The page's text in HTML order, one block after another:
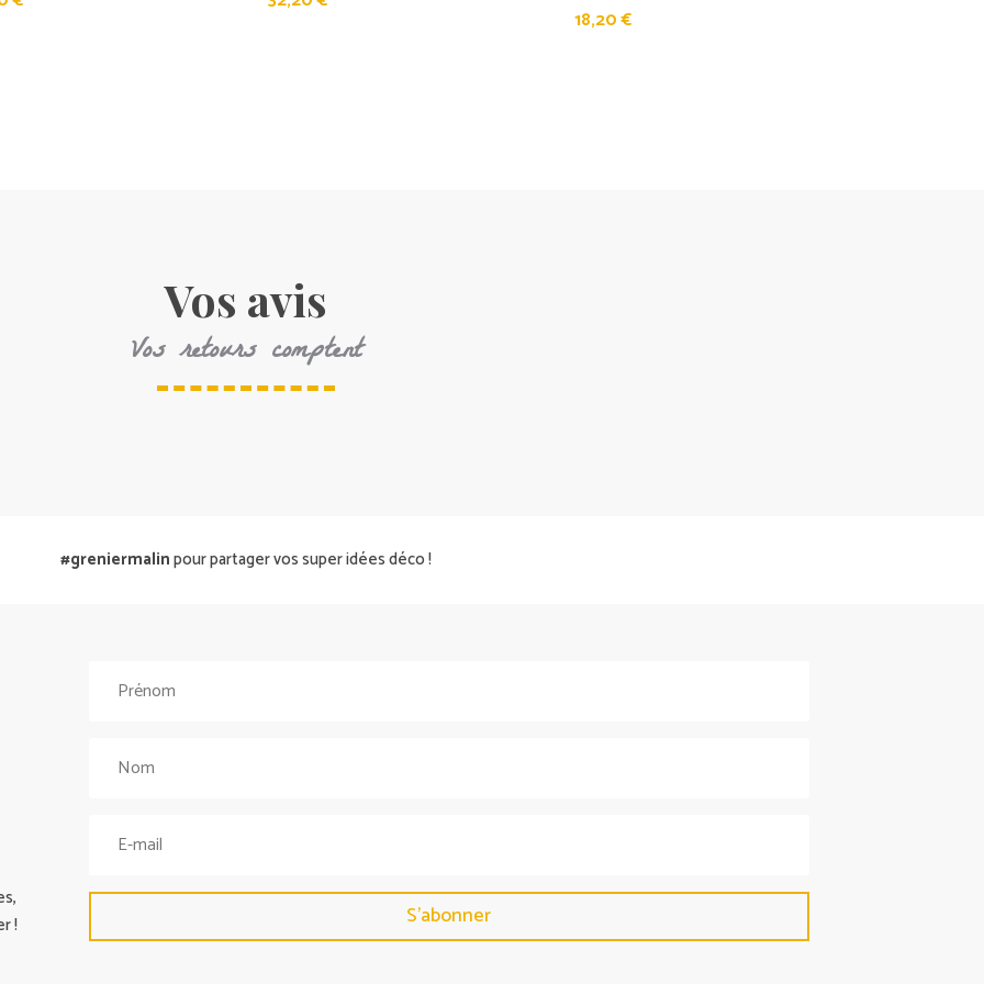
18,20€
Vos avis
Vos retours comptent
#greniermalinpour partager vos super idées déco !
!
S'abonner